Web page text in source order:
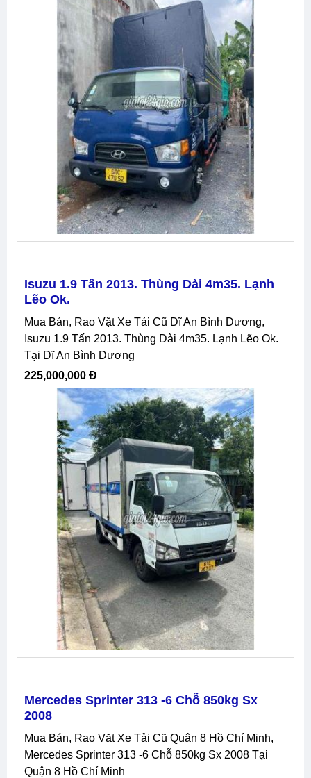
Isuzu 1.9 Tấn 2013. Thùng Dài 4m35. Lạnh
Lẽo Ok.
Mua Bán, Rao Vặt Xe Tải Cũ Dĩ An Bình Dương,
Isuzu 1.9 Tấn 2013. Thùng Dài 4m35. Lạnh Lẽo Ok.
Tại Dĩ An Bình Dương
225,000,000 Đ
Mercedes Sprinter 313 -6 Chỗ 850kg Sx
2008
Mua Bán, Rao Vặt Xe Tải Cũ Quận 8 Hồ Chí Minh,
Mercedes Sprinter 313 -6 Chỗ 850kg Sx 2008 Tại
Quận 8 Hồ Chí Minh